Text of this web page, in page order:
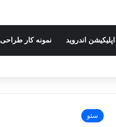
اندروید نمونه کار
سئو